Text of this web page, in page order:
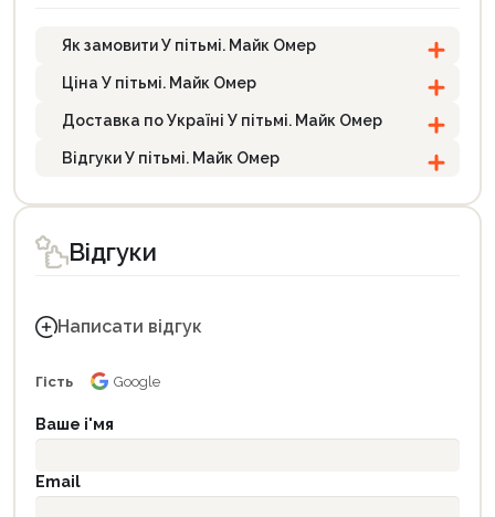
Як замовити У пітьмі. Майк Омер
Ціна У пітьмі. Майк Омер
Доставка по Україні У пітьмі. Майк Омер
Відгуки У пітьмі. Майк Омер
Відгуки
Написати відгук
Гість Google
Ваше і'мя
Email